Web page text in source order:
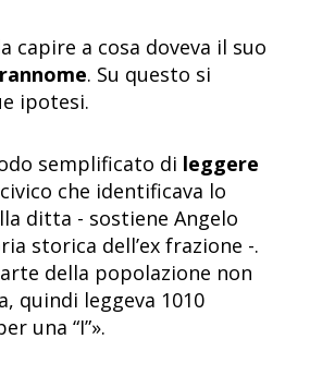
capire a cosa doveva il suo
. Su questo si
ipotesi.
semplificato di leggere
che identificava lo
ditta - sostiene Angelo
storica dell’ex frazione -.
della popolazione non
quindi leggeva 1010
una “I”».